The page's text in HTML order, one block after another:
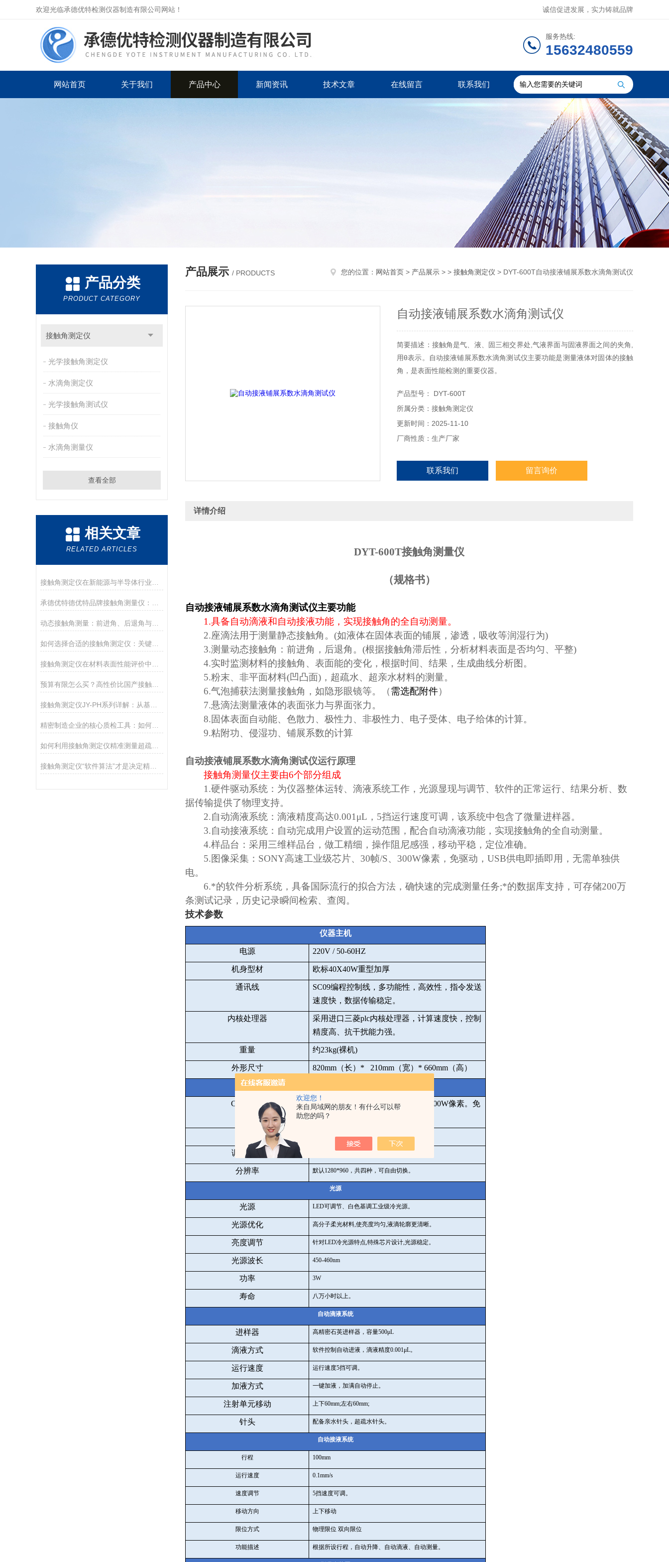
欢迎您！
来自局域网的朋友！有什么可以帮
助您的吗？
欢迎光临承德优特检测仪器制造有限公司网站！ 诚信促进发展，实力铸就品牌
服务热线:
15632480559
网站首页 关于我们 产品中心 新闻资讯 技术文章 在线留言 联系我们
产品分类
PRODUCT CATEGORY
接触角测定仪
光学接触角测定仪
水滴角测定仪
光学接触角测试仪
接触角仪
水滴角测量仪
查看全部
相关文章
RELATED ARTICLES
动态接触角测量：前进角、后退角与滚动角分析
如何选择合适的接触角测定仪：关键参数与配置解读
精密制造企业的核心质检工具：如何通过接触角控制产品质量
如何利用接触角测定仪精准测量超疏水材料（>150°）
接触角测定仪“软件算法”才是决定精度的灵魂
产品展示 / PRODUCTS 您的位置： 网站首页 > 产品展示 > > 接触角测定仪 > DYT-600T自动接液铺展系数水滴角测试仪
自动接液铺展系数水滴角测试仪
简要描述：接触角是气、液、固三相交界处,气液界面与固液界面之间的夹角,
用θ表示。自动接液铺展系数水滴角测试仪主要功能是测量液体对固体的接触
角，是表面性能检测的重要仪器。
产品型号： DYT-600T
所属分类：接触角测定仪
更新时间：2025-11-10
厂商性质：生产厂家
联系我们 留言询价
详情介绍
DYT-600T接触角测量仪
（规格书）
自动接液铺展系数水滴角测试仪主要功能
1.具备自动滴液和自动接液功能，实现接触角的全自动测量。
2.座滴法用于测量静态接触角。 (如液体在固体表面的铺展，渗透，吸收等润湿行为)
3.测量动态接触角：前进角，后退角。 (根据接触角滞后性，分析材料表面是否均匀、平整)
4.实时监测材料的接触角、表面能的变化，根据时间、结果，生成曲线分析图。
5.粉末、非平面材料(凹凸面) ，超疏水、超亲水材料的测量。
6.气泡捕获法测量接触角，如隐形眼镜等。（需选配附件）
7.悬滴法测量液体的表面张力与界面张力。
8.固体表面自动能、色散力、极性力、非极性力、电子受体、电子给体的计算。
9.粘附功、侵湿功、铺展系数的计算
自动接液铺展系数水滴角测试仪运行原理
接触角测量仪主要由6个部分组成
1.硬件驱动系统：为仪器整体运转、滴液系统工作，光源显现与调节、软件的正常运行、结果分析、数
据传输提供了物理支持。
2.自动滴液系统：滴液精度高达0.001 μL ， 5挡运行速度可调，该系统中包含了微量进样器。
3.自动接液系统：自动完成用户设置的运动范围，配合自动滴液功能，实现接触角的全自动测量。
4.样品台：采用三维样品台，做工精细，操作阻尼感强，移动平稳，定位准确。
5.图像采集： SONY高速工业级芯片、 30帧/S、 300W像素，免驱动， USB供电即插即用，无需单独供
电。
6.*的软件分析系统，具备国际流行的拟合方法，确快速的完成测量任务;*的数据库支持，可存储200万
条测试记录，历史记录瞬间检索、查阅。
技术参数
仪器主机
电源 220V / 50-60HZ
机身型材 欧标40X40W重型加厚
通讯线 SC09编程控制线，多功能性，高效性，指令发送
速度快，数据传输稳定。
内核处理器 采用进口三菱plc内核处理器，计算速度快，控制
精度高、抗干扰能力强。
重量 约23kg(裸机)
外形尺寸 820mm （长） * 210mm （宽） * 660mm （高）
CCD 相机 SONY高速工业级芯片、30 300W像素。免
驱动，
调焦移动 70mm，精度 0.1mm
分辨率 默认1280*960 ，共四种，可自由切换。
光源
光源 LED可调节、白色基调工业级冷光源。
光源优化 高分子柔光材料,使亮度均匀,液滴轮廓更清晰。
亮度调节 针对LED冷光源特点,特殊芯片设计,光源稳定。
光源波长 450-460nm
功率 3W
寿命 八万小时以上。
自动滴液系统
进样器 高精密石英进样器，容量500μL
滴液方式 软件控制自动进液，滴液精度0.001μL。
运行速度 运行速度5挡可调。
加液方式 一键加液，加满自动停止。
注射单元移动 上下60mm;左右60mm;
针头 配备亲水针头，超疏水针头。
自动接液系统
行程 100mm
运行速度 0.1mm/s
速度调节 5挡速度可调。
移动方向 上下移动
限位方式 物理限位 双向限位
功能描述 根据所设行程，自动升降、自动滴液、自动测量。